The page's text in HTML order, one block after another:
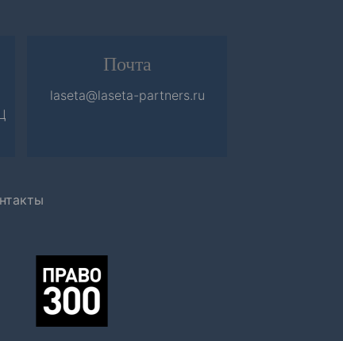
Почта
laseta@laseta-partners.ru